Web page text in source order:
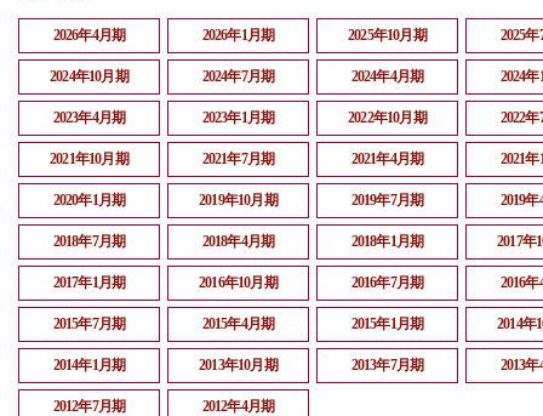
2026年4月期 2026年1月期 2025年10月期 2025
2024年10月期 2024年7月期 2024年4月期 2024
2023年4月期 2023年1月期 2022年10月期 2022
2021年10月期 2021年7月期 2021年4月期 2021
2020年1月期 2019年10月期 2019年7月期 2019
2018年7月期 2018年4月期 2018年1月期 2017年
2017年1月期 2016年10月期 2016年7月期 2016
2015年7月期 2015年4月期 2015年1月期 2014年
2014年1月期 2013年10月期 2013年7月期 2013
2012年7月期 2012年4月期